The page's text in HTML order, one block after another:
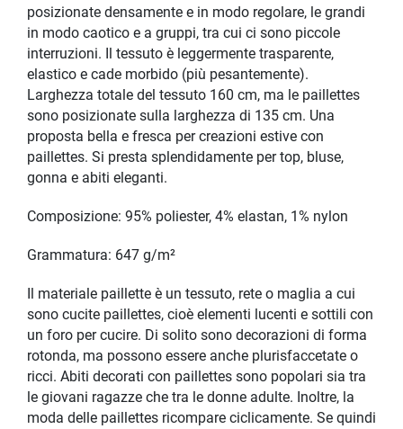
posizionate densamente e in modo regolare, le grandi
in modo caotico e a gruppi, tra cui ci sono piccole
interruzioni. Il tessuto è leggermente trasparente,
elastico e cade morbido (più pesantemente).
Larghezza totale del tessuto 160 cm, ma le paillettes
sono posizionate sulla larghezza di 135 cm. Una
proposta bella e fresca per creazioni estive con
paillettes. Si presta splendidamente per top, bluse,
gonna e abiti eleganti.
Composizione: 95% poliester, 4% elastan, 1% nylon
Grammatura: 647 g/m²
Il materiale paillette è un tessuto, rete o maglia a cui
sono cucite paillettes, cioè elementi lucenti e sottili con
un foro per cucire. Di solito sono decorazioni di forma
rotonda, ma possono essere anche plurisfaccetate o
ricci. Abiti decorati con paillettes sono popolari sia tra
le giovani ragazze che tra le donne adulte. Inoltre, la
moda delle paillettes ricompare ciclicamente. Se quindi